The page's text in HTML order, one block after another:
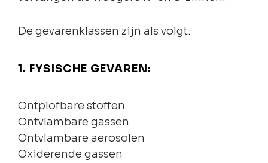
De gevarenklassen zijn als volgt:
1. FYSISCHE GEVAREN:
Ontplofbare stoffen
Ontvlambare gassen
Ontvlambare aerosolen
Oxiderende gassen